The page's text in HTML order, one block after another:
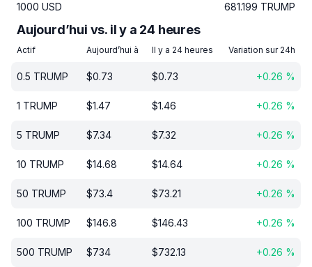
1000 USD 681.199 TRUMP
Aujourd’hui vs. il y a 24 heures
Actif Aujourd’hui à Il y a 24 heures Variation sur 24h
0.5 TRUMP $0.73 $0.73 +0.26 %
1 TRUMP $1.47 $1.46 +0.26 %
5 TRUMP $7.34 $7.32 +0.26 %
10 TRUMP $14.68 $14.64 +0.26 %
50 TRUMP $73.4 $73.21 +0.26 %
100 TRUMP $146.8 $146.43 +0.26 %
500 TRUMP $734 $732.13 +0.26 %